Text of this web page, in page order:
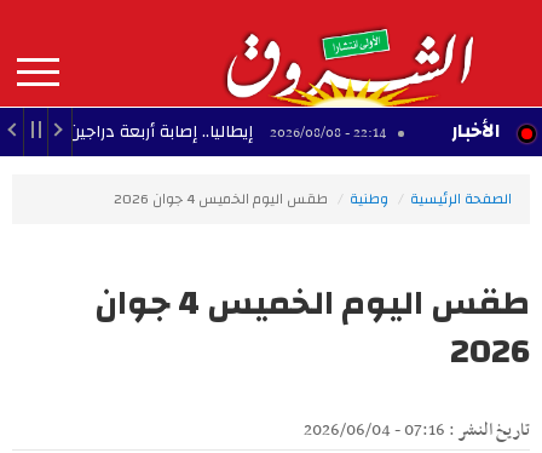
contenu
principal
MAIN
NAVIGATION الأخبار إيطاليا.. إصابة أربعة دراجين بجروح خطيرة
الصفحة الرئيسية وطنية طقس اليوم الخميس 4 جوان 2026
طقس اليوم الخميس 4 جوان
2026
تاريخ النشر : 07:16 - 2026/06/04